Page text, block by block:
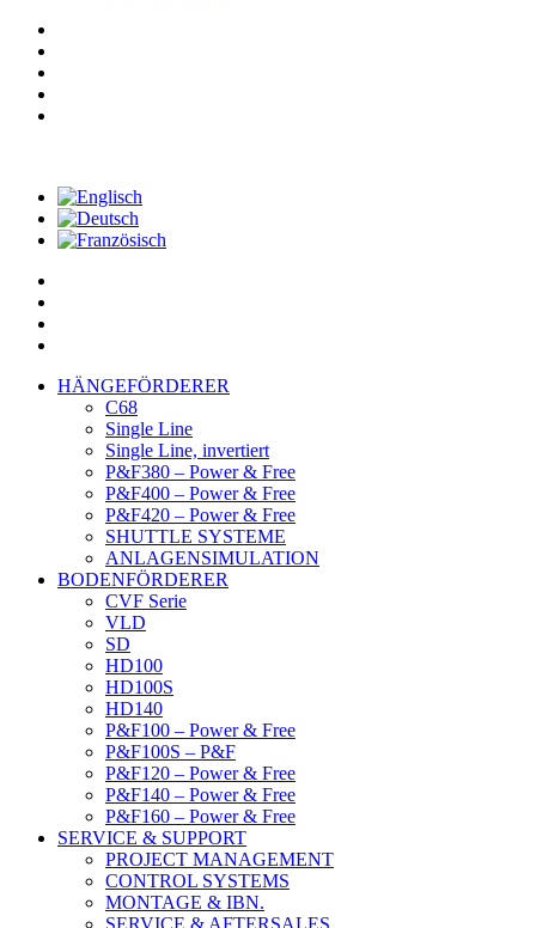
HÄNGEFÖRDERER
C68
Single Line
Single Line, invertiert
P&F380 – Power & Free
P&F400 – Power & Free
P&F420 – Power & Free
SHUTTLE SYSTEME
ANLAGENSIMULATION
BODENFÖRDERER
CVF Serie
VLD
SD
HD100
HD100S
HD140
P&F100 – Power & Free
P&F100S – P&F
P&F120 – Power & Free
P&F140 – Power & Free
P&F160 – Power & Free
SERVICE & SUPPORT
PROJECT MANAGEMENT
CONTROL SYSTEMS
MONTAGE & IBN.
SERVICE & AFTERSALES